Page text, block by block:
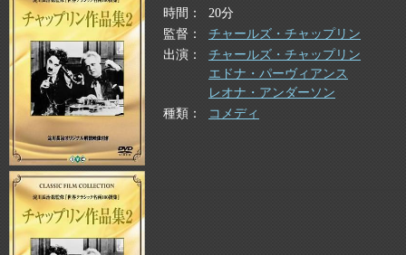
時間
20分
監督
チャールズ・チャップリン
出演
チャールズ・チャップリン
エドナ・パーヴィアンス
レオナ・アンダーソン
種類
コメディ